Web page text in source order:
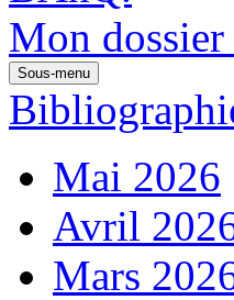
Mon dossier
Sous-menu
Mai 2026
Avril
Mars